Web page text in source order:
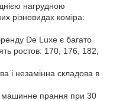
нагрудною
різновидах коміра:
De Luxe є багато
ростов: 170, 176, 182,
і незамінна складова в
машинне прання при 30